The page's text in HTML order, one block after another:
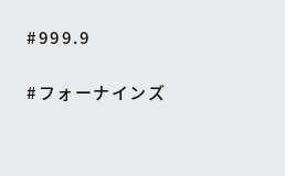
#999.9
#フォーナインズ